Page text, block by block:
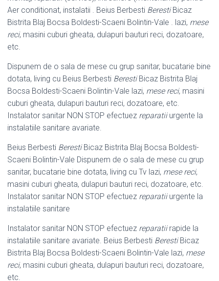
Aer conditionat, instalatii . Beius Berbesti BerestiBicaz
Bistrita Blaj Bocsa Boldesti-Scaeni Bolintin-Vale . lazi, mese
reci, masini cuburi gheata, dulapuri bauturi reci, dozatoare,
etc.
Dispunem de o sala de mese cu grup sanitar, bucatarie bine
dotata, living cu Beius Berbesti BerestiBicaz Bistrita Blaj
Bocsa Boldesti-Scaeni Bolintin-Vale lazi, mese reci, masini
cuburi gheata, dulapuri bauturi reci, dozatoare, etc.
Instalator sanitar NON STOP efectuez reparatiiurgente la
instalatiile sanitare avariate.
Beius Berbesti BerestiBicaz Bistrita Blaj Bocsa Boldesti-
Scaeni Bolintin-Vale Dispunem de o sala de mese cu grup
sanitar, bucatarie bine dotata, living cu Tv lazi, mese reci,
masini cuburi gheata, dulapuri bauturi reci, dozatoare, etc.
Instalator sanitar NON STOP efectuez reparatiiurgente la
instalatiile sanitare
Instalator sanitar NON STOP efectuez reparatiirapide la
instalatiile sanitare avariate. Beius Berbesti BerestiBicaz
Bistrita Blaj Bocsa Boldesti-Scaeni Bolintin-Vale lazi, mese
reci, masini cuburi gheata, dulapuri bauturi reci, dozatoare,
etc.